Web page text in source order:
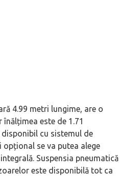
4.99 metri lungime, are o
este de 1.71
cu sistemul de
opțional se va putea alege
Suspensia pneumatică
este disponibilă tot ca